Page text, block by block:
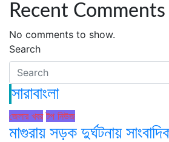
Recent Comments
No comments to show.
Search
সারাবাংলা
জেলার খবর টপ নিউজ
মাগুরায় সড়ক দুর্ঘটনায়